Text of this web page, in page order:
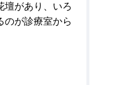
壇があり、いろ
のが診療室から